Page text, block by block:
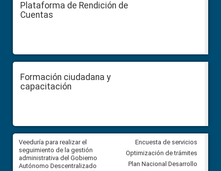
Plataforma de Rendición de
Cuentas
Formación ciudadana y
capacitación
Veeduría para realizar el
seguimiento de la gestión
administrativa del Gobierno
Autónomo Descentralizado
Veeduría para vigilar los
derivados de la Audiencia
comunidad Urbina, parroquia
Encuesta de servicios
Optimización de trámites
Plan Nacional Desarrollo